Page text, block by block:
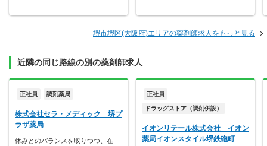
堺市堺区(大阪府)エリアの薬剤師求人をもっと見る
近隣の同じ路線の別の薬剤師求人
正社員 調剤薬局
株式会社セラ・メディック 堺プ
ラザ薬局
休みとのバランスを取りつつ、在
正社員
ドラッグストア（調剤併設）
イオンリテール株式会社 イオン
薬局イオンスタイル堺鉄砲町